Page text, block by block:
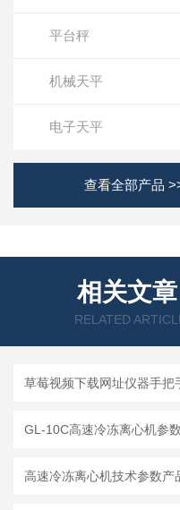
平台秤
机械天平
电子天平
查看全部产品
相关文章
RELATED
GL-10C高速冷冻离心机参
高速冷冻离心机技术参数产